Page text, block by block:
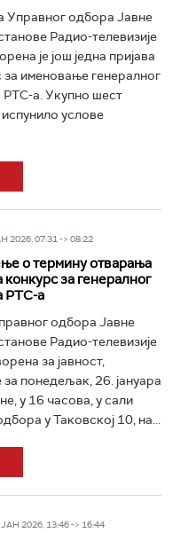
Управног одбора Јавне
Радио-телевизије
је још једна пријава
за именовање генералног
РТС-а. Укупно шест
услове
2026, 07:31 -> 08:22
о термину отварања
конкурс за генералног
РТС-а
одбора Јавне
Радио-телевизије
за јавност,
за понедељак, 26. јануара
у 16 часова, у сали
у Таковској 10, на...
2026, 13:46 -> 16:44